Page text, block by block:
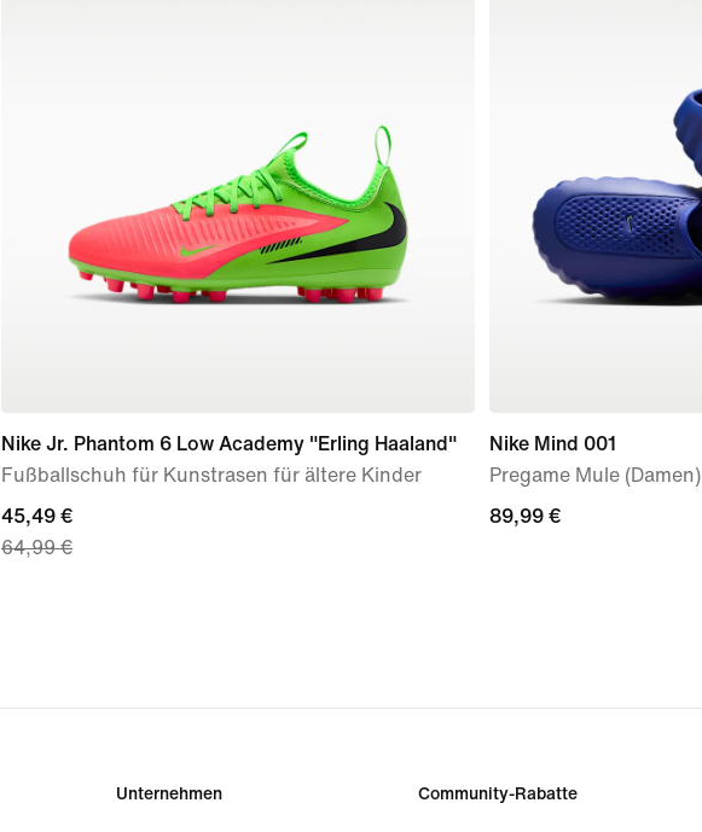
Nike Jr. Phantom 6 Low Academy "Erling Haaland"
Fußballschuh für Kunstrasen für ältere Kinder
current
price
45,49 €
64,99 €
Nike Mind 001
Pregame Mule (Damen)
89,99 €
89,99 €
Unternehmen Community-Rabatte